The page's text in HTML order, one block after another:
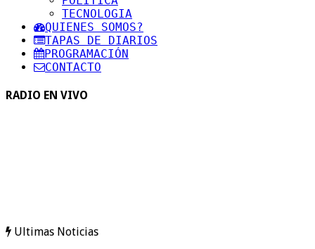
TECNOLOGIA
QUIENES SOMOS?
TAPAS DE DIARIOS
PROGRAMACIÓN
CONTACTO
RADIO EN VIVO
Ultimas Noticias